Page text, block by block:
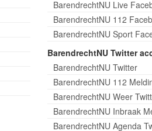
BarendrechtNU Live
BarendrechtNU 112
BarendrechtNU Sport
BarendrechtNU Twitter
BarendrechtNU Twitter
BarendrechtNU 112
BarendrechtNU Weer
BarendrechtNU Inbraak
BarendrechtNU Agenda